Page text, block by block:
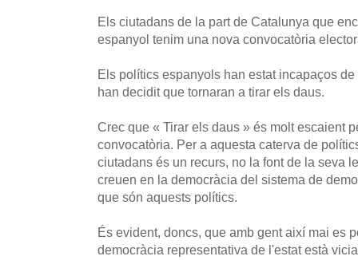
Els ciutadans de la part de Catalunya que
espanyol tenim una nova convocatòria
Els polítics espanyols han estat incapaços
han decidit que tornaran a tirar els daus.
Crec que « Tirar els daus » és molt escaient
convocatòria. Per a aquesta caterva de
ciutadans és un recurs, no la font de la seva
creuen en la democràcia del sistema de
que són aquests polítics.
És evident, doncs, que amb gent així mai es
democràcia representativa de l'estat està